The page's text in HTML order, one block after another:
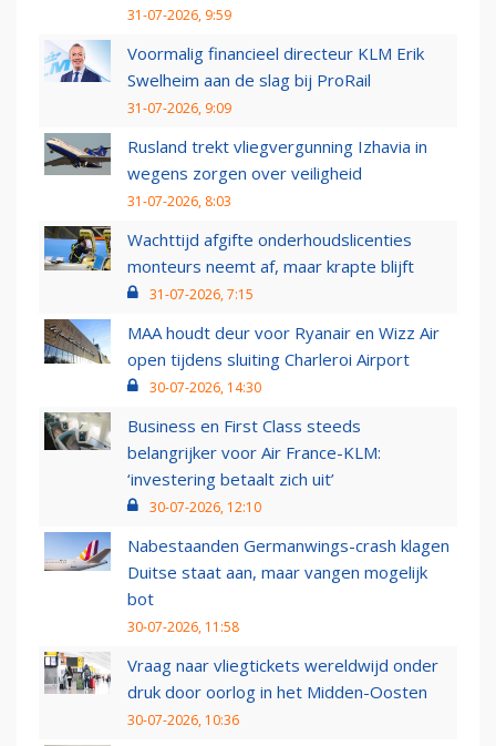
31-07-2026, 9:59
Voormalig financieel directeur KLM Erik
Swelheim aan de slag bij ProRail
31-07-2026, 9:09
Rusland trekt vliegvergunning Izhavia in
wegens zorgen over veiligheid
31-07-2026, 8:03
Wachttijd afgifte onderhoudslicenties
monteurs neemt af, maar krapte blijft
31-07-2026, 7:15
MAA houdt deur voor Ryanair en Wizz Air
open tijdens sluiting Charleroi Airport
30-07-2026, 14:30
Business en First Class steeds
belangrijker voor Air France-KLM:
‘investering betaalt zich uit’
30-07-2026, 12:10
Nabestaanden Germanwings-crash klagen
Duitse staat aan, maar vangen mogelijk
bot
30-07-2026, 11:58
Vraag naar vliegtickets wereldwijd onder
druk door oorlog in het Midden-Oosten
30-07-2026, 10:36